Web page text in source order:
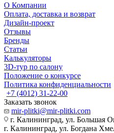
О Компании
Оплата, доставка и возврат
Дизайн-проект
Отзывы
Бренды
Статьи
Калькуляторы
3D-тур по салону
Положение о конкурсе
Политика конфиденциальности
+7 (4012) 31-22-00
Заказать звонок
mir-plitki@mir-plitki.com
г. Калининград, ул. Большая
г. Калининград, ул. Богдана